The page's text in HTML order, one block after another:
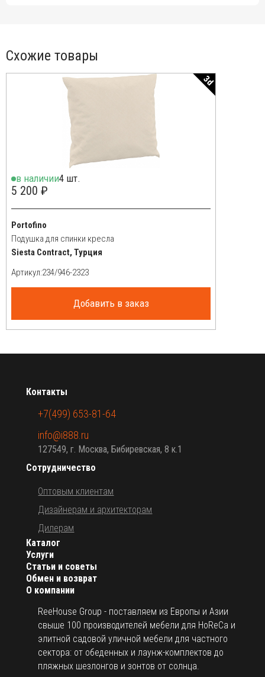
Схожие товары
3d
в наличии4 шт.
5 200 ₽
Portofino
Подушка для спинки кресла
Siesta Contract, Турция
Артикул:
Добавить в заказ
О компании
ReeHouse Group - поставляем из Европы и Азии
свыше 100 производителей мебели для HoReCa и
элитной садовой уличной мебели для частного
сектора: от обеденных и лаунж-комплектов до
пляжных шезлонгов и зонтов от солнца.
Каталог
Услуги
Статьи и советы
Обмен и возврат
Сотрудничество
Оптовым клиентам
Дизайнерам и архитекторам
Дилерам
Контакты
+7(499) 653-81-64
info@i888.ru
127549, г. Москва, Бибиревская, 8 к.1